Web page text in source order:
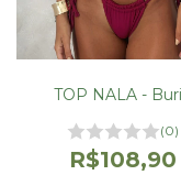
TOP NALA -
(0)
R$108,90